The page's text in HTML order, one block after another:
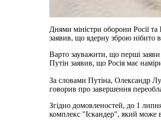
Днями міністри оборони Росії
заявив, що ядерну зброю нібито
Варто зауважити, що перші заяви
Путін заявив, що Росія має
За словами Путіна, Олександр
говорив про завершення
Згідно домовленостей, до 1
комплекс "Іскандер", який може